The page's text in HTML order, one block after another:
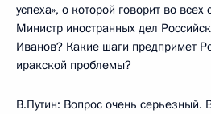
успеха», о которой говорит во всех
Министр иностранных дел
Иванов? Какие шаги предпримет
иракской проблемы?
В.Путин: Вопрос очень серьезный.